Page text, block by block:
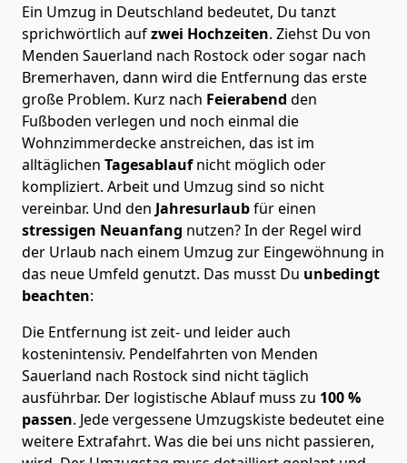
Ein Umzug in Deutschland bedeutet, Du tanzt
sprichwörtlich aufzwei Hochzeiten. Ziehst Du von
Menden Sauerland nach Rostock oder sogar nach
Bremer­haven, dann wird die Entfernung das erste
große Problem. Kurz nach Feierabend den
Fußboden verlegen und noch einmal die
Wohnzimmerdecke anstreichen, das ist im
alltäglichen Tagesablaufnicht möglich oder
kompliziert. Arbeit und Umzug sind so nicht
vereinbar. Und den Jahresurlaubfür einen
stressigen Neuanfang nutzen? In der Regel wird
der Urlaub nach einem Umzug zur Eingewöhnung in
das neue Umfeld genutzt. Das musst Du unbedingt
beachten:
Die Entfernung ist zeit- und leider auch
kostenintensiv. Pendelfahrten von Menden
Sauerland nach Rostock sind nicht täglich
ausführbar. Der logistische Ablauf muss zu 100 %
passen. Jede vergessene Umzugskiste bedeutet eine
weitere Extrafahrt. Was die bei uns nicht passieren,